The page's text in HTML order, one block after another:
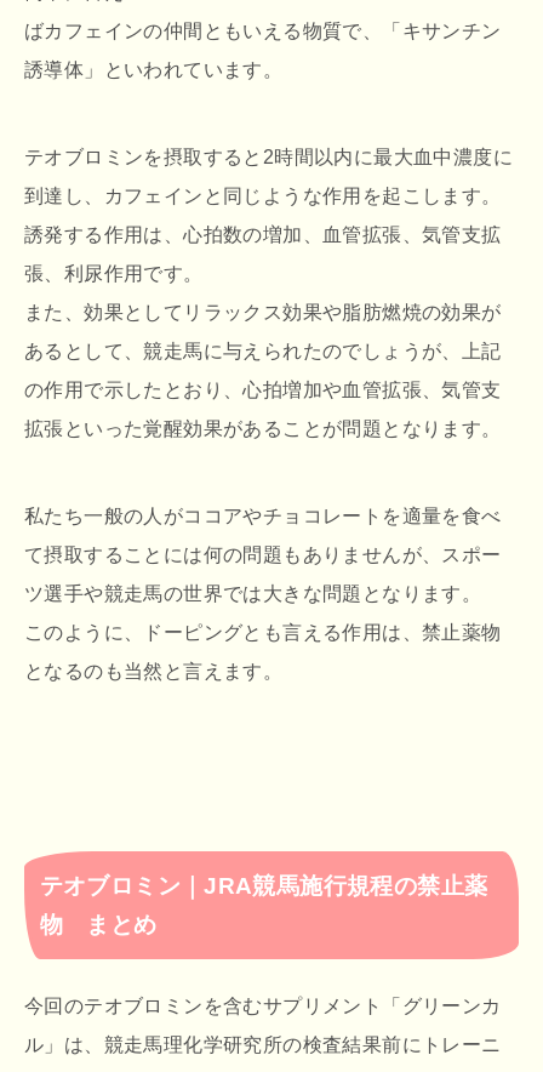
ばカフェインの仲間ともいえる物質で、「キサンチン
誘導体」といわれています。
テオブロミンを摂取すると2時間以内に最大血中濃度に
到達し、カフェインと同じような作用を起こします。
誘発する作用は、心拍数の増加、血管拡張、気管支拡
張、利尿作用です。
また、効果としてリラックス効果や脂肪燃焼の効果が
あるとして、競走馬に与えられたのでしょうが、上記
の作用で示したとおり、心拍増加や血管拡張、気管支
拡張といった覚醒効果があることが問題となります。
私たち一般の人がココアやチョコレートを適量を食べ
て摂取することには何の問題もありませんが、スポー
ツ選手や競走馬の世界では大きな問題となります。
このように、ドーピングとも言える作用は、禁止薬物
となるのも当然と言えます。
テオブロミン｜JRA競馬施行規程の禁止薬
物 まとめ
今回のテオブロミンを含むサプリメント「グリーンカ
ル」は、競走馬理化学研究所の検査結果前にトレーニ